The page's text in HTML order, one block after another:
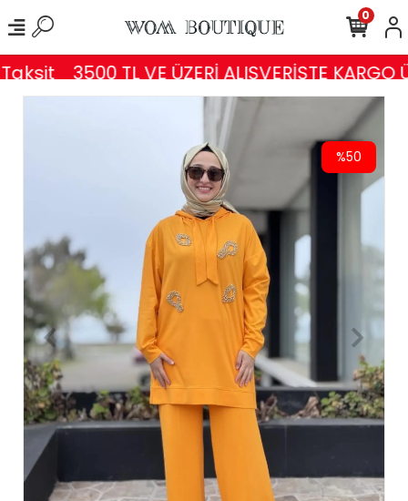
3500 TL VE ÜZERİ ALIŞVERİŞTE KARGO
0
%50